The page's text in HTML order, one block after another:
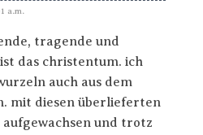
a.m.
tragende und
das christentum. ich
auch aus dem
mit diesen überlieferten
und trotz